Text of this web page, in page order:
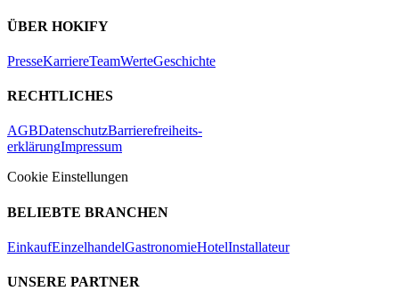
ÜBER HOKIFY
PresseKarriereTeamWerteGeschichte
RECHTLICHES
AGBDatenschutzBarrierefreiheits-
erklärungImpressum
Cookie Einstellungen
BELIEBTE BRANCHEN
EinkaufEinzelhandelGastronomieHotelInstallateur
UNSERE PARTNER